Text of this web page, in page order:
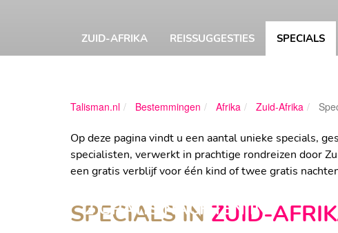
ZUID-AFRIKA REISSUGGESTIES SPECIALS
Talisman.nl Bestemmingen Afrika Zuid-Afrika
Op deze pagina vindt u een aantal unieke specials,
specialisten, verwerkt in prachtige rondreizen door
een gratis verblijf voor één kind of twee gratis
SPECIALS IN ZUID-
2 GRATIS NACHTEN IN
KAAPSTAD